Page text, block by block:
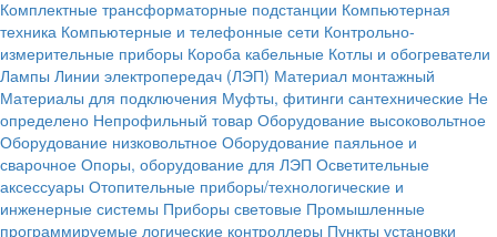
Комплектные трансформаторные подстанции Компьютерная
техника Компьютерные и телефонные сети Контрольно-
измерительные приборы Короба кабельные Котлы и обогреватели
Лампы Линии электропередач (ЛЭП) Материал монтажный
Материалы для подключения Муфты, фитинги сантехнические Не
определено Непрофильный товар Оборудование высоковольтное
Оборудование низковольтное Оборудование паяльное и
сварочное Опоры, оборудование для ЛЭП Осветительные
аксессуары Отопительные приборы/технологические и
инженерные системы Приборы световые Промышленные
программируемые логические контроллеры Пункты установки